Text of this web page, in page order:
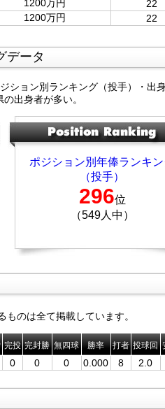
1200万円 22
1200万円 22
データ
ション別ランキング（投手）・出
出身者が多い。
ポジション別年俸ランキ
（投手）
296位
（549人中）
のは全て掲載しています。
完投 完封勝 無四球 勝率 打者 投球回
0 0 0 0.000 8 2.0